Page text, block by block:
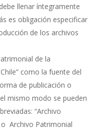
llenar íntegramente
es obligación especificar
de los archivos
de la
como la fuente del
de publicación o
mismo modo se pueden
“Archivo
o Archivo Patrimonial